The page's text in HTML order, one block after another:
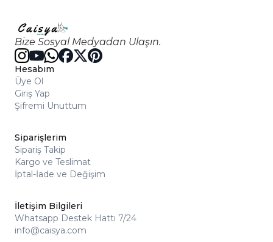
Bize Sosyal Medyadan Ulaşın.
Hesabım
Üye Ol
Giriş Yap
Şifremi Unuttum
Siparişlerim
Sipariş Takip
Kargo ve Teslimat
İptal-İade ve Değişim
İletişim Bilgileri
Whatsapp Destek Hattı 7/24
info@caisya.com